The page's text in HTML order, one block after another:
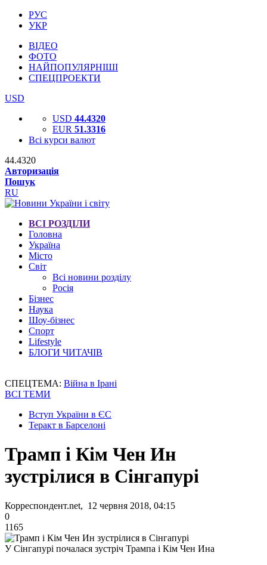
РУС
УКР
ВІДЕО
ФОТО
НАЙПОПУЛЯРНІШІ
СПЕЦПРОЕКТИ
USD
USD 44.4320
EUR 51.3316
Всі курси валют
44.4320
Авторизація
Пошук
RU
ВСІ РОЗДІЛИ
Головна
Україна
Місто
Світ
Всі новини розділу
Росія
Бізнес
Наука
Шоу-бізнес
Спорт
Lifestyle
БЛОГИ ЧИТАЧІВ
СПЕЦТЕМА: Війна в Ірані
ВСІ ТЕМИ
Вступ України в ЄС
Теракт в Барселоні
Трамп і Кім Чен Ин
зустрілися в Сінгапурі
Корреспондент.net, 12 червня 2018, 04:15
0
1165
У Сінгапурі почалася зустріч Трампа і Кім Чен Ина